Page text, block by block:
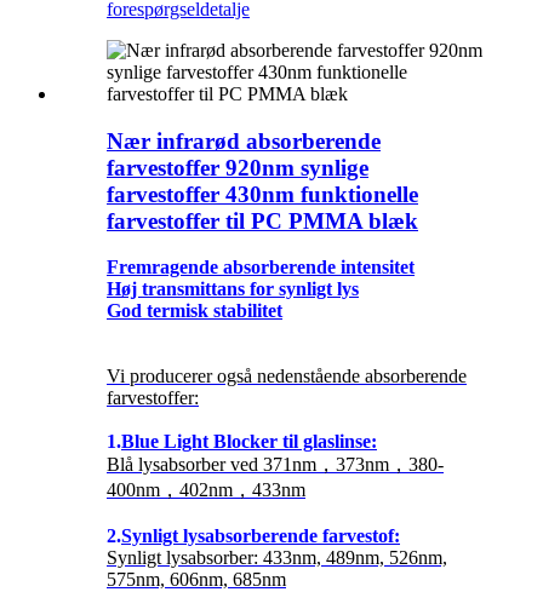
forespørgseldetalje
Nær infrarød absorberende
farvestoffer 920nm synlige
farvestoffer 430nm funktionelle
farvestoffer til PC PMMA blæk
Fremragende absorberende intensitet
Høj transmittans for synligt lys
God termisk stabilitet
Vi producerer også nedenstående absorberende
farvestoffer:
1.Blue Light Blocker til glaslinse:
Blå lysabsorber ved 371nm，373nm，380-
400nm，402nm，433nm
2.Synligt lysabsorberende farvestof:
Synligt lysabsorber: 433nm, 489nm, 526nm,
575nm, 606nm, 685nm